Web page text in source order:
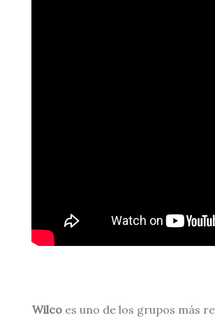
Wilcoes uno de los grupos más